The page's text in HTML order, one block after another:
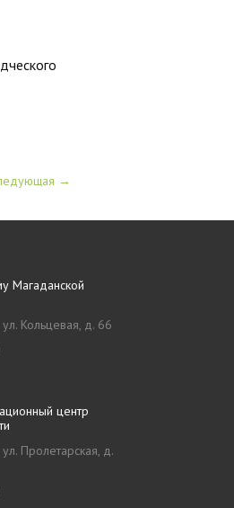
→
Магаданской
Кольцевая, д. 66
центр
Пролетарская, д.